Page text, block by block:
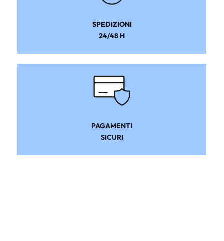
SPEDIZIONI
24/48 H
PAGAMENTI
SICURI